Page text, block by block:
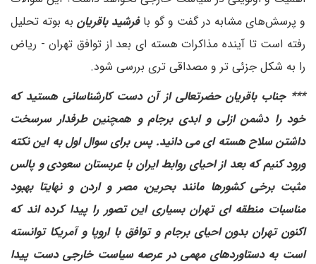
و پرسش‌های مشابه در گفت و گو بافرشید باقریانبه بوته تحلیل
رفته است تا آینده مذاکرات هسته ای بعد از توافق تهران - ریاض
را به شکل جزئی تر و مصداقی تری بررسی شود.
*** جناب باقریان حضرتعالی از آن دست کارشناسانی هستید که
خود را دشمن ازلی و ابدی برجام و همچنین طرفدار سرسخت
داشتن سلاح هسته ای می دانید. پس برای سوال اول به این نکته
ورود کنیم که بعد از احیای روابط ایران با عربستان سعودی و پالس
مثبت برخی کشورها مانند بحرین، مصر و اردن و نهایتا بهبود
مناسبات منطقه ای تهران بسیاری این تصور را پیدا کرده اند که
اکنون تهران بدون احیای برجام و توافق با اروپا و آمریکا توانسته
است به دستاوردهای مهمی در عرصه سیاست خارجی دست پیدا